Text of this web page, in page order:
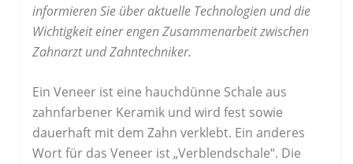
informieren Sie über aktuelle Technologien und die
Wichtigkeit einer engen Zusammenarbeit zwischen
Zahnarzt und Zahntechniker.
Ein Veneer ist eine hauchdünne Schale aus
zahnfarbener Keramik und wird fest sowie
dauerhaft mit dem Zahn verklebt. Ein anderes
Wort für das Veneer ist „Verblendschale“. Die